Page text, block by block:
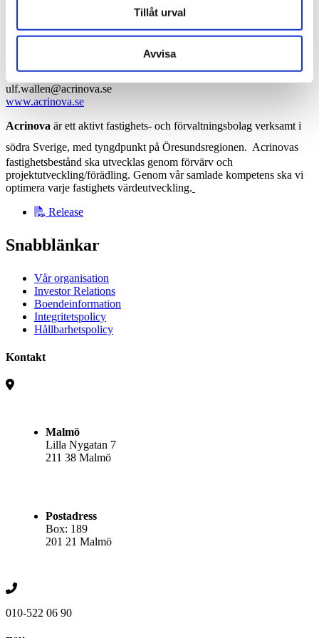
Tillåt urval
Avvisa
att få en ny ISIN-kod. Den nya ISIN-koden är
SE0012827822.
För ytterligare information, vänligen kontakta:
0708-30 79 90
ulf.wallen@acrinova.se
www.acrinova.se
Acrinova är ett aktivt fastighets- och förvaltningsbolag verksamt i
södra Sverige, med tyngdpunkt på Öresundsregionen. Acrinovas
fastighetsbestånd ska utvecklas genom förvärv och
projektutveckling/förädling. Genom vår samlade kompetens ska vi
optimera varje fastighets värdeutveckling.
Release
Snabblänkar
Vår organisation
Investor Relations
Boendeinformation
Integritetspolicy
Hållbarhetspolicy
Kontakt
Malmö
Lilla Nygatan 7
211 38 Malmö
Postadress
Box: 189
201 21 Malmö
010-522 06 90